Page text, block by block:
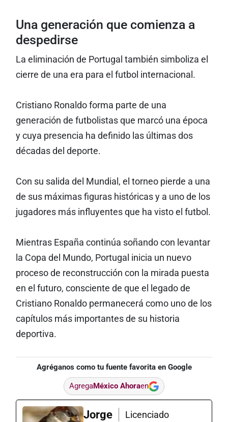
Una generación que comienza a
despedirse
La eliminación de Portugal también simboliza el
cierre de una era para el futbol internacional.
Cristiano Ronaldo forma parte de una
generación de futbolistas que marcó una época
y cuya presencia ha definido las últimas dos
décadas del deporte.
Con su salida del Mundial, el torneo pierde a una
de sus máximas figuras históricas y a uno de los
jugadores más influyentes que ha visto el futbol.
Mientras España continúa soñando con levantar
la Copa del Mundo, Portugal inicia un nuevo
proceso de reconstrucción con la mirada puesta
en el futuro, consciente de que el legado de
Cristiano Ronaldo permanecerá como uno de los
capítulos más importantes de su historia
deportiva.
Agréganos como tu fuente favorita en Google
AgregaMéxico Ahoraen
Jorge
Licenciado